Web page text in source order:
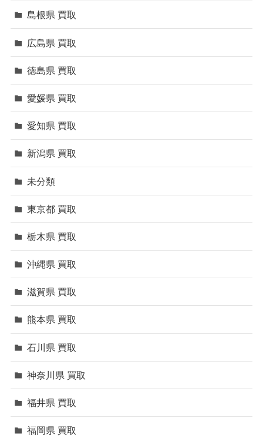
島根県 買取
広島県 買取
徳島県 買取
愛媛県 買取
愛知県 買取
新潟県 買取
未分類
東京都 買取
栃木県 買取
沖縄県 買取
滋賀県 買取
熊本県 買取
石川県 買取
神奈川県 買取
福井県 買取
福岡県 買取